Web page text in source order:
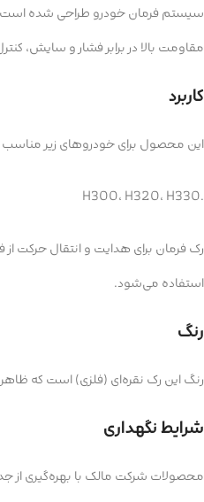
سیستم فرمان خودرو طراحی شده
مقاومت بالا در برابر فشار و سایش،
کاربرد
این محصول برای خودروهای زیر
H300، H320، H330.
رک فرمان برای هدایت و انتقال حرکت
استفاده می‌شود.
رنگ
رنگ این رک نقره‌ای (فلزی) است که
شرایط نگهداری
محصولات شرکت مالک با بهره‌گیری از